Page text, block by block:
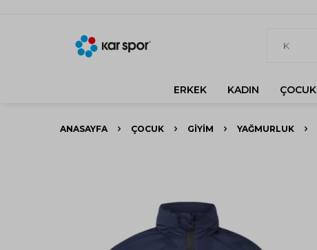
ERKEK KADIN ÇOCUK
ANASAYFA ÇOCUK GIYIM YAĞMURLUK